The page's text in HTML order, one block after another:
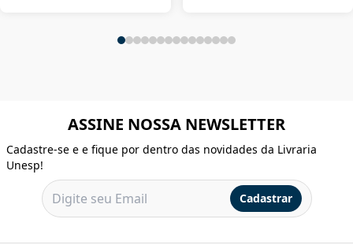
ASSINE NOSSA NEWSLETTER
Cadastre-se e e fique por dentro das novidades da Livraria
Unesp!
Cadastrar